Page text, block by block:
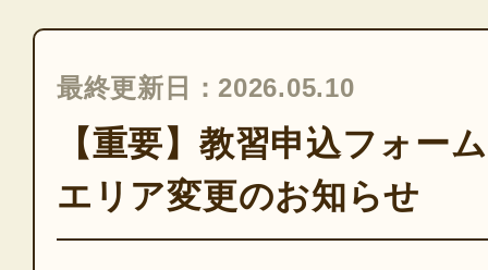
【重要】教習申込フォー
エリア変更のお知らせ
最終更新日：2026.05.10